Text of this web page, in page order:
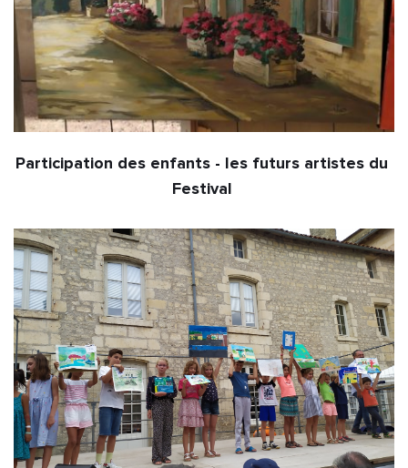
Participation des enfants - les futurs artistes du
Festival